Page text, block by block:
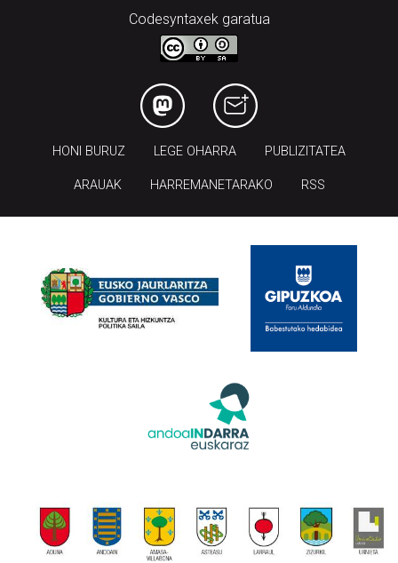
Codesyntaxek garatua
HONI BURUZ LEGE OHARRA PUBLIZITATEA
ARAUAK HARREMANETARAKO RSS